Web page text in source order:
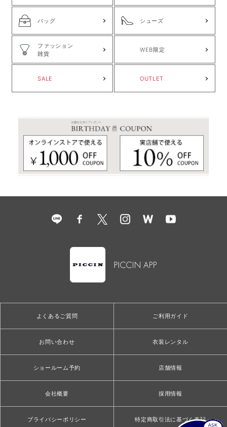
バッグ シューズ
ファッション
雑貨
WEB限定
SALE OUTLET
よくあるご質問 ご利用ガイド
お問い合わせ 衣装レンタル
ショールーム予約 店舗情報
会社概要 採用情報
プライバシーポリシー 特定商取引法に基づく表記